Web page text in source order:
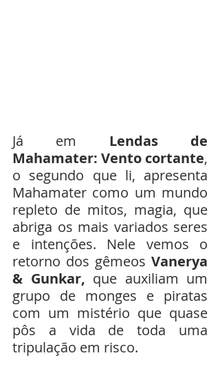
Já em Lendas de
Mahamater: Vento cortante,
o segundo que li, apresenta
Mahamater como um mundo
repleto de mitos, magia, que
abriga os mais variados seres
e intenções. Nele vemos o
retorno dos gêmeos Vanerya
& Gunkar, que auxiliam um
grupo de monges e piratas
com um mistério que quase
pôs a vida de toda uma
tripulação em risco.